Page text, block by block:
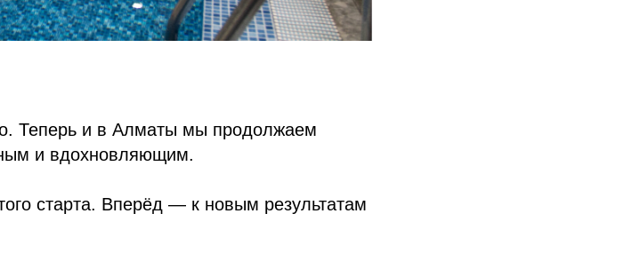
Теперь и в Алматы мы продолжаем
и вдохновляющим.
старта. Вперёд — к новым результатам